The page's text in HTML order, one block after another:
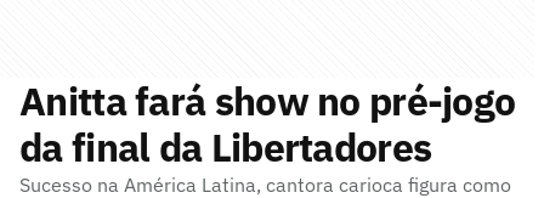
Anitta fará show no pré-jogo
da final da Libertadores
Sucesso na América Latina, cantora carioca figura como